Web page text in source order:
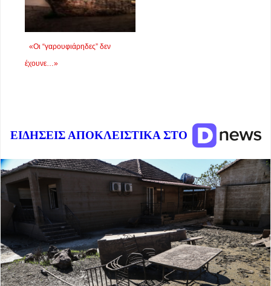
«Οι “γαρουφιάρηδες” δεν
έχουνε…»
ΕΙΔΗΣΕΙΣ ΑΠΟΚΛΕΙΣΤΙΚΑ ΣΤΟ